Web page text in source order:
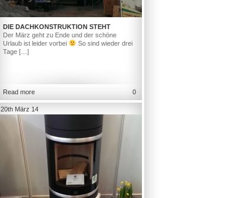
DIE DACHKONSTRUKTION STEHT
Der März geht zu Ende und der schöne
Urlaub ist leider vorbei
So sind wieder drei
Tage […]
Read more 0
20th März 14